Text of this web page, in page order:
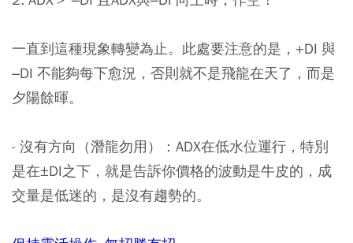
一直到這種現象轉變為止。此處要注意的是，+DI 與
–DI 不能夠每下愈況，否則就不是飛龍在天了，而是
夕陽餘暉。
- 沒有方向（潛龍勿用）：ADX在低水位運行，特別
是在±DI之下，就是告訴你價格的波動是牛皮的，成
交量是低迷的，是沒有趨勢的。